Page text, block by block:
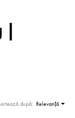
|
după: Relevanţă